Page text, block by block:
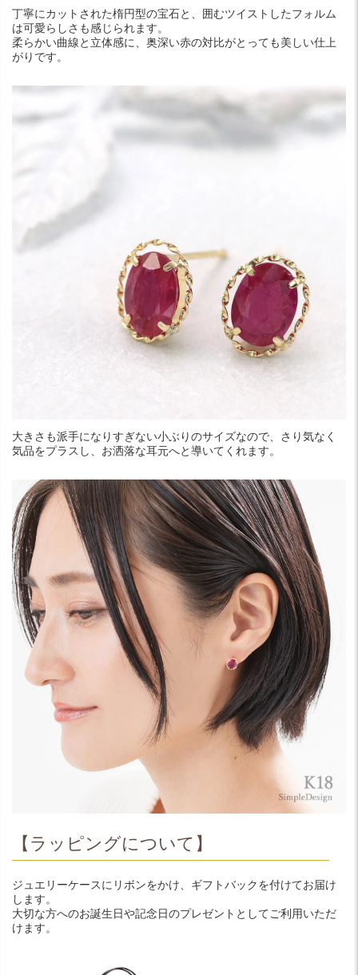
丁寧にカットされた楕円型の宝石と、囲むツイストしたフォルム
は可愛らしさも感じられます。
柔らかい曲線と立体感に、奥深い赤の対比がとっても美しい仕上
がりです。
大きさも派手になりすぎない小ぶりのサイズなので、さり気なく
気品をプラスし、お洒落な耳元へと導いてくれます。
【ラッピングについて】
ジュエリーケースにリボンをかけ、ギフトバックを付けてお届け
します。
大切な方へのお誕生日や記念日のプレゼントとしてご利用いただ
けます。